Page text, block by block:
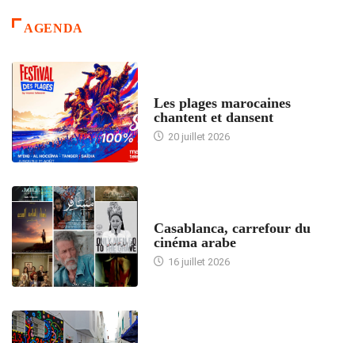
AGENDA
Les plages marocaines
chantent et dansent
20 juillet 2026
Casablanca, carrefour du
cinéma arabe
16 juillet 2026